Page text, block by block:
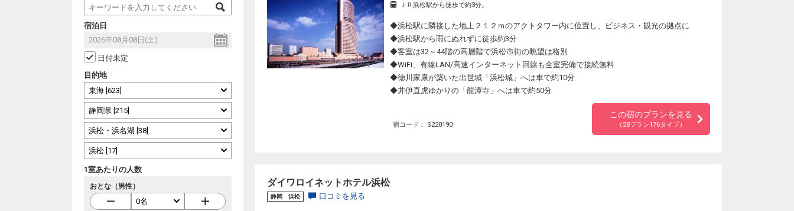
宿泊日
日付未定
目的地
1室あたりの人数
おとな（男性）
ＪＲ浜松駅から徒歩で約3分。
◆浜松駅に隣接した地上２１２ｍのアクトタワー内に位置し、ビジネス・観光の拠点に
◆浜松駅から雨にぬれずに徒歩約3分
◆客室は32～44階の高層階で浜松市街の眺望は格別
◆WiFi、有線LAN/高速インターネット回線も全室完備で接続無料
◆徳川家康が築いた出世城「浜松城」へは車で約10分
◆井伊直虎ゆかりの「龍潭寺」へは車で約50分
宿コード： S220190
この宿のプランを見る
（28プラン176タイプ）
ダイワロイネットホテル浜松
静岡 浜松 口コミを見る